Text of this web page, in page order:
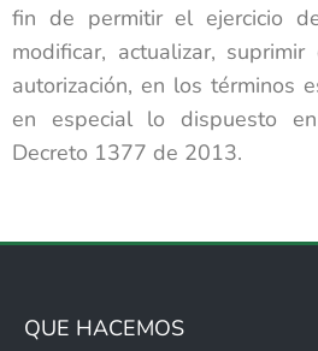
fin de permitir el ejercicio
modificar, actualizar,
autorización, en los términos
en especial lo dispuesto
Decreto 1377 de 2013.
QUE HACEMOS